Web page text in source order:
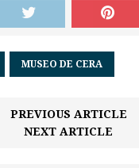
MUSEO DE CERA
PREVIOUS ARTICLE
NEXT ARTICLE